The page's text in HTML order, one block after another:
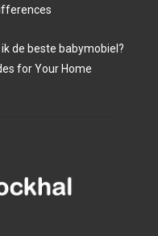
de beste babymobiel?
for Your Home